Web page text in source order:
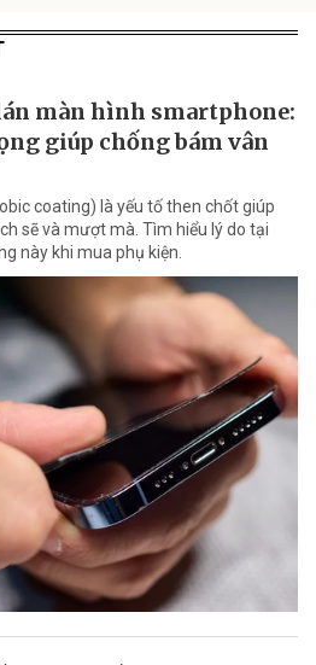
màn hình smartphone:
giúp chống bám vân
coating) là yếu tố then chốt giúp
sẽ và mượt mà. Tìm hiểu lý do tại
này khi mua phụ kiện.